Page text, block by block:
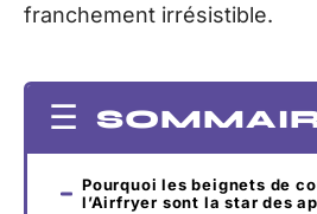
franchement irrésistible.
Pourquoi les beignets de
l’Airfryer sont la star des